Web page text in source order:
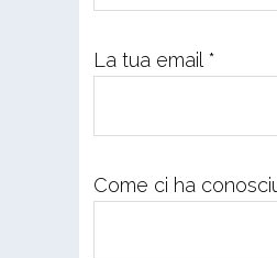
La tua email *
Come ci ha